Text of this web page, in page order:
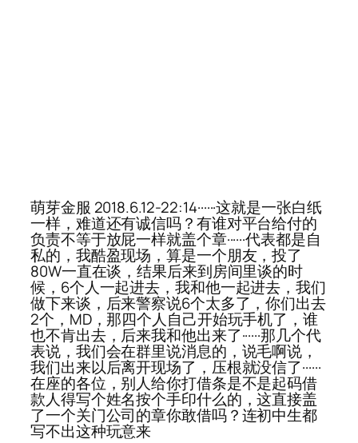
萌芽金服 2018.6.12-22:14······这就是一张白纸
一样，难道还有诚信吗？有谁对平台给付的
负责不等于放屁一样就盖个章······代表都是自
私的，我酷盈现场，算是一个朋友，投了
80W一直在谈，结果后来到房间里谈的时
候，6个人一起进去，我和他一起进去，我们
做下来谈，后来警察说6个太多了，你们出去
2个，MD，那四个人自己开始玩手机了，谁
也不肯出去，后来我和他出来了······那几个代
表说，我们会在群里说消息的，说毛啊说，
我们出来以后离开现场了，压根就没信了······
在座的各位，别人给你打借条是不是起码借
款人得写个姓名按个手印什么的，这直接盖
了一个关门公司的章你敢借吗？连初中生都
写不出这种玩意来